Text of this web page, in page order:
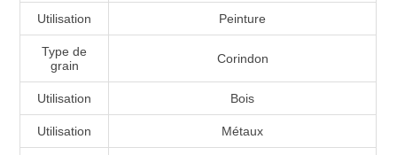
Utilisation Peinture
Type de
grain
Corindon
Utilisation Bois
Utilisation Métaux